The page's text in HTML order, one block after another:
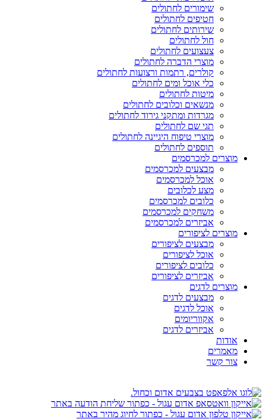
שימורים לחתולים
חטיפים לחתולים
שירותים לחתולים
חול לחתולים
צעצועים לחתולים
מוצרי הדברה לחתולים
קולרים, רתמות ורצועות לחתולים
כלי אוכל ומים לחתולים
מיטות לחתולים
מנשאים וכלובים לחתולים
מגרדות ומתקני גירוד לחתולים
תגי שם לחתולים
מוצרי טיפוח היגיינה לחתולים
תוספים לחתולים
מוצרים למכרסמים
מבצעים למכרסמים
אוכל למכרסמים
מצע לכלובים
כלובים למכרסמים
משחקים למכרסמים
אביזרים למכרסמים
מוצרים לציפורים
מבצעים לציפורים
אוכל לציפורים
כלובים לציפורים
אביזרים לציפורים
מוצרים לדגים
מבצעים לדגים
אוכל לדגים
אקווריומים
אביזרים לדגים
אודות
מאמרים
צור קשר